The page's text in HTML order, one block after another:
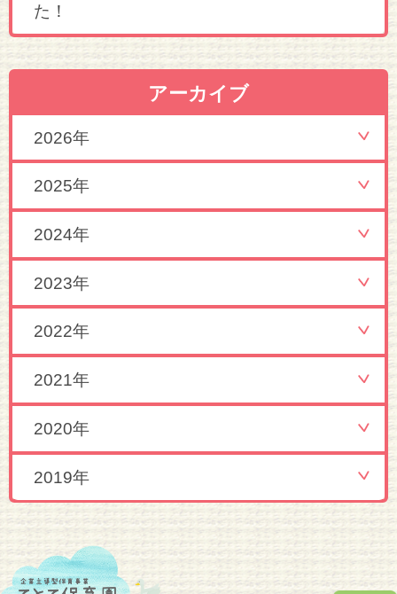
た！
アーカイブ
2026年
2025年
2024年
2023年
2022年
2021年
2020年
2019年